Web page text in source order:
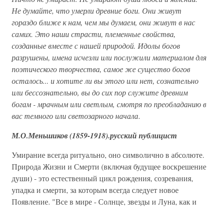
Не думайте, что умерли древние боги. Они живут
гораздо ближе к нам, чем мы думаем, они живут в нас
самих. Это наши страсти, племенные свойства,
созданные вместе с нашей природой. Идолы богов
разрушены, имена исчезли или послужили материалом для
поэтического творчества, самое же существо богов
осталось... и хотите ли вы этого или нет, сознательно
или бессознательно, вы до сих пор служите древним
богам - мрачным или светлым, смотря по преобладанию в
вас темного или светозарного начала.
М.О.Меньшиков (1859-1918).русский публицист
Умирание всегда ритуально, оно символично в абсолюте.
Природа Жизни и Смерти (включая будущее воскрешение
души) - это естественный цикл рождения, созревания,
упадка и смерти, за которым всегда следует новое
Появление. "Все в мире - Солнце, звезды и Луна, как и